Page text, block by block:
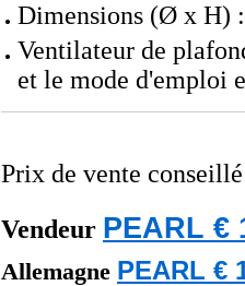
Dimensions (Ø x H)
Ventilateur de
et le mode d'emploi
Prix de vente
Vendeur PEARL €
Allemagne PEARL €